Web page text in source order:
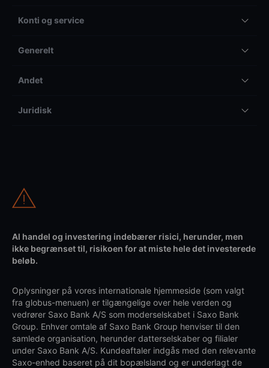
Konti og service
Generelt
Andet
Juridisk
Al handel og investering indebærer risici, herunder, men
ikke begrænset til, risikoen for at miste hele det investerede
beløb.
Oplysninger på vores internationale hjemmeside (som valgt
fra globus-menuen) er tilgængelige over hele verden og
vedrører Saxo Bank A/S som moderselskabet i Saxo Bank
Group. Enhver omtale af Saxo Bank Group henviser til den
samlede organisation, herunder datterselskaber og filialer
under Saxo Bank A/S. Kundeaftaler indgås med den relevante
Saxo-enhed baseret på dit bopælsland og er underlagt de